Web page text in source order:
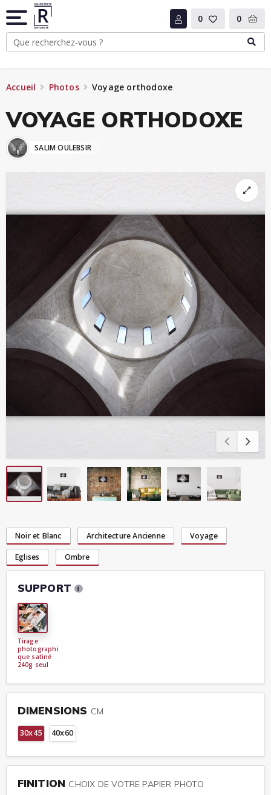
0 0
Accueil Photos Voyage orthodoxe
VOYAGE ORTHODOXE
SALIM OULEBSIR
Noir et Blanc Architecture Ancienne Voyage
Eglises Ombre
SUPPORT
Tirage
photographi
que satiné
240g seul
DIMENSIONS CM
30x45 40x60
FINITION CHOIX DE VOTRE PAPIER PHOTO